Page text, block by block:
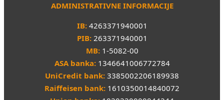
ADMINISTRATIVNE INFORMACIJE
IB: 4263371940001
PIB: 263371940001
MB: 1-5082-00
ASA banka: 1346641006772784
UniCredit bank: 3385002206189938
Raiffeisen bank: 1610350014840072